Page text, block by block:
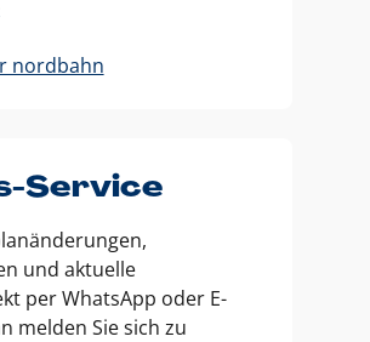
nordbahn
Service
und aktuelle
per WhatsApp oder E-
melden Sie sich zu